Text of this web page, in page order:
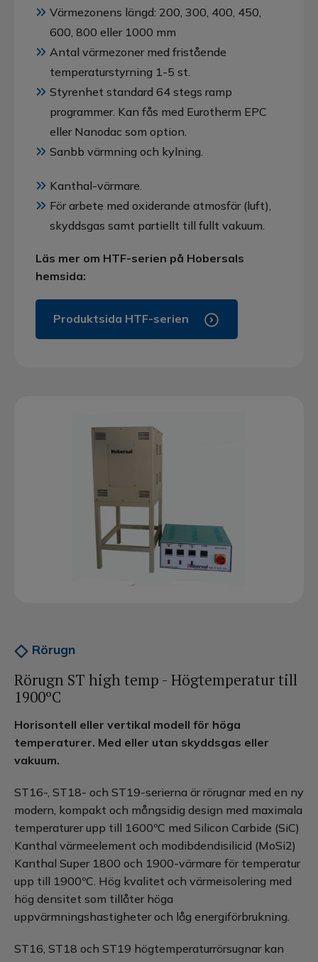
Värmezonens längd: 200, 300, 400, 450,
600, 800 eller 1000 mm
Antal värmezoner med fristående
temperaturstyrning 1-5 st.
Styrenhet standard 64 stegs ramp
programmer. Kan fås med Eurotherm EPC
eller Nanodac som option.
Sanbb värmning och kylning.
Kanthal-värmare.
För arbete med oxiderande atmosfär (luft),
skyddsgas samt partiellt till fullt vakuum.
Läs mer om HTF-serien på Hobersals
hemsida:
Produktsida HTF-serien
Rörugn
Rörugn ST high temp - Högtemperatur till
1900ºC
Horisontell eller vertikal modell för höga
temperaturer. Med eller utan skyddsgas eller
vakuum.
ST16-, ST18- och ST19-serierna är rörugnar med en ny
modern, kompakt och mångsidig design med maximala
temperaturer upp till 1600ºC med Silicon Carbide (SiC)
Kanthal värmeelement och modibdendisilicid (MoSi2)
Kanthal Super 1800 och 1900-värmare för temperatur
upp till 1900ºC. Hög kvalitet och värmeisolering med
hög densitet som tillåter höga
uppvärmningshastigheter och låg energiförbrukning.
ST16, ST18 och ST19 högtemperaturrörsugnar kan